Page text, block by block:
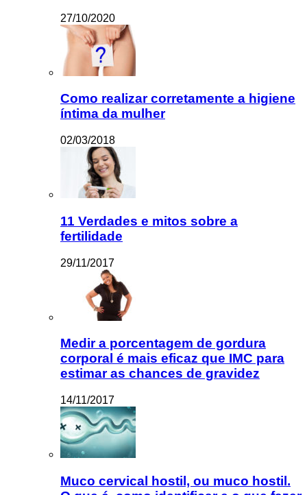
27/10/2020
Como realizar corretamente a higiene
íntima da mulher
02/03/2018
11 Verdades e mitos sobre a
fertilidade
29/11/2017
Medir a porcentagem de gordura
corporal é mais eficaz que IMC para
estimar as chances de gravidez
14/11/2017
Muco cervical hostil, ou muco hostil.